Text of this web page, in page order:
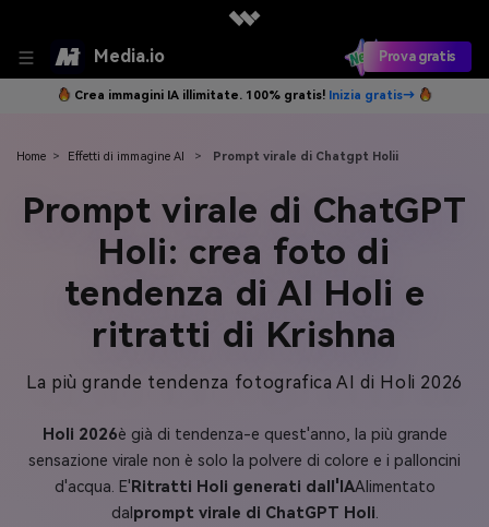
Media.io Prova gratis
Crea immagini IA illimitate. 100% gratis! Inizia gratis→
Home > Effetti di immagine AI > Prompt virale di Chatgpt Holii
Prompt virale di ChatGPT
Holi: crea foto di
tendenza di AI Holi e
ritratti di Krishna
La più grande tendenza fotografica AI di Holi 2026
Holi 2026è già di tendenza-e quest'anno, la più grande
sensazione virale non è solo la polvere di colore e i palloncini
d'acqua. E' Ritratti Holi generati dall'IAAlimentato
dal prompt virale di ChatGPT Holi.